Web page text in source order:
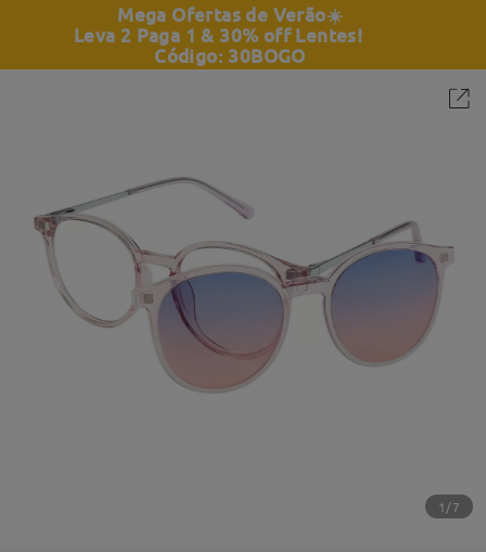
Mega Ofertas de Verão☀️
Leva 2 Paga 1 & 30% off Lentes!
Código: 30BOGO
1/7